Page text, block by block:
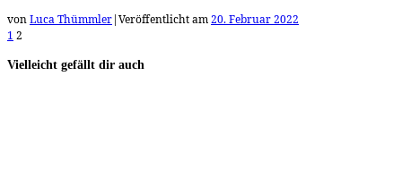
vonLuca Thümmler|Veröffentlicht am20. Februar 2022
1 2
Vielleicht gefällt dir auch